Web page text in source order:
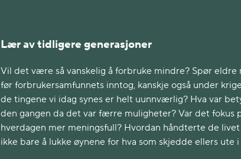
Lær av tidligere generasjoner
Vil det være så vanskelig å forbruke mindre? Spør eldre
før forbrukersamfunnets inntog, kanskje også under
de tingene vi idag synes er helt uunnværlig? Hva var
den gangen da det var færre muligheter? Var det fokus
hverdagen mer meningsfull? Hvordan håndterte de
ikke bare å lukke øynene for hva som skjedde ellers ute